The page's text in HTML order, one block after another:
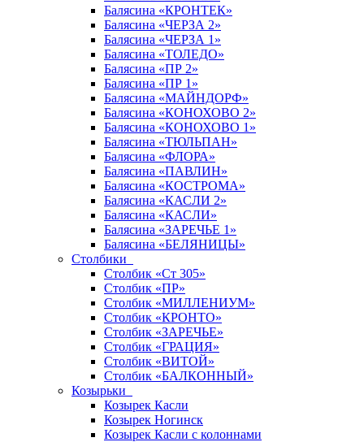
Балясина «КРОНТЕК»
Балясина «ЧЕРЗА 2»
Балясина «ЧЕРЗА 1»
Балясина «ТОЛЕДО»
Балясина «ПР 2»
Балясина «ПР 1»
Балясина «МАЙНДОРФ»
Балясина «КОНОХОВО 2»
Балясина «КОНОХОВО 1»
Балясина «ТЮЛЬПАН»
Балясина «ФЛОРА»
Балясина «ПАВЛИН»
Балясина «КОСТРОМА»
Балясина «КАСЛИ 2»
Балясина «КАСЛИ»
Балясина «ЗАРЕЧЬЕ 1»
Балясина «БЕЛЯНИЦЫ»
Столбики
Столбик «Ст 305»
Столбик «ПР»
Столбик «МИЛЛЕНИУМ»
Столбик «КРОНТО»
Столбик «ЗАРЕЧЬЕ»
Столбик «ГРАЦИЯ»
Столбик «ВИТОЙ»
Столбик «БАЛКОННЫЙ»
Козырьки
Козырек Касли
Козырек Ногинск
Козырек Касли с колоннами